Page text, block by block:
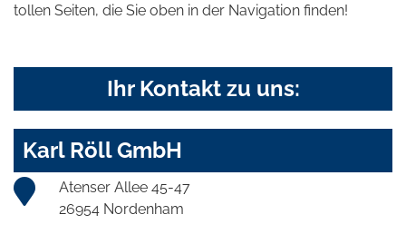
tollen Seiten, die Sie oben in der Navigation finden!
Ihr Kontakt zu uns:
Karl Röll GmbH
Atenser Allee 45-47
26954 Nordenham